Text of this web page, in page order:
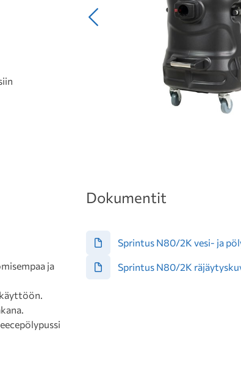
Edellinen
ja
Dokumentit
Sprintus N80/2K vesi- ja
Sprintus N80/2K